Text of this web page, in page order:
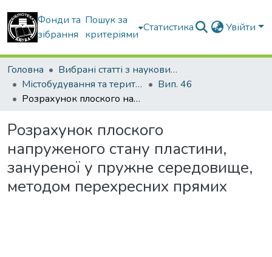
Фонди та
зібрання
Пошук за
критеріями
Статистика Увійти
Головна
Вибрані статті з наукових збірників КНУБА
Містобудування та територіальне планування
Вип. 46
Розрахунок плоского напруженого стану пластини, зануреної у пружне середовище, методом перехресних прямих
Розрахунок плоского
напруженого стану пластини,
зануреної у пружне середовище,
методом перехресних прямих